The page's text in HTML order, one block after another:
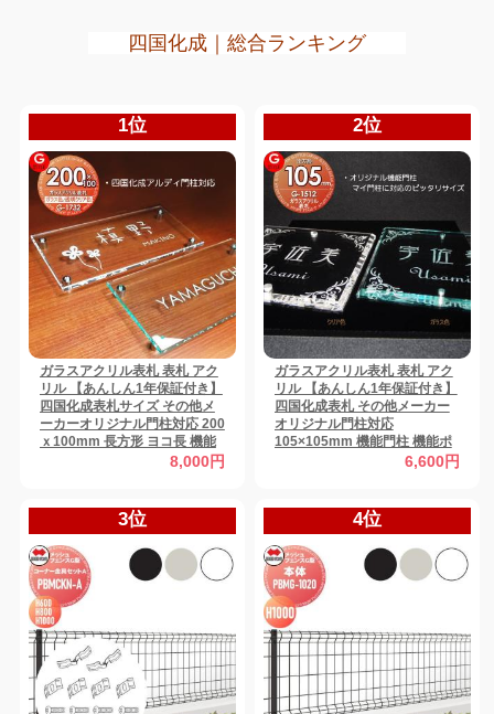
四国化成｜総合ランキング
1位
ガラスアクリル表札 表札 アク
リル 【あんしん1年保証付き】
四国化成表札サイズ その他メ
ーカーオリジナル門柱対応 200
ｘ100mm 長方形 ヨコ長 機能
門柱 機能ポール対応 G-STYLE
8,000円
2位
ガラスアクリル表札 表札 アク
リル 【あんしん1年保証付き】
四国化成表札 その他メーカー
オリジナル門柱対応
105×105mm 機能門柱 機能ポ
ール対応 G-STYLE オリジナル
6,600円
3位 4位